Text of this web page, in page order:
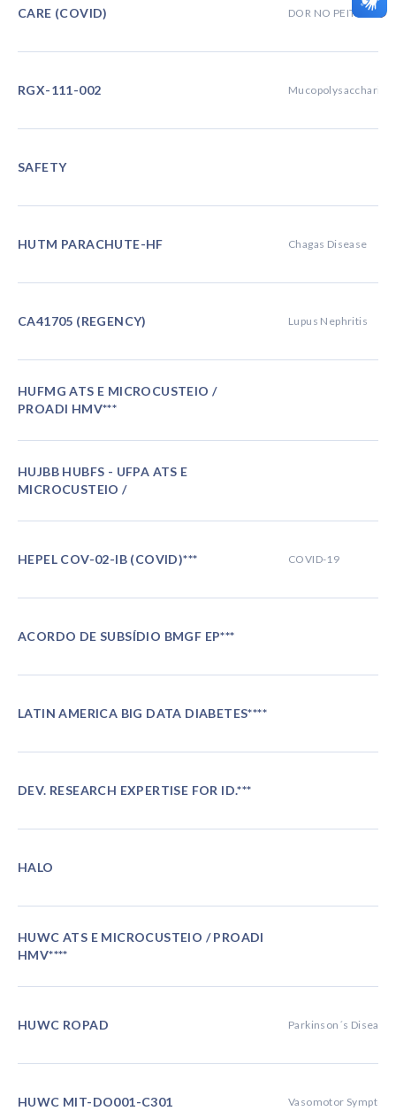
CARE (COVID) DOR NO PEITO
RGX-111-002
SAFETY
HUTM PARACHUTE-HF Chagas Disease
CA41705 (REGENCY) Lupus Nephritis
HUFMG ATS E MICROCUSTEIO /
PROADI HMV***
HUJBB HUBFS - UFPA ATS E
MICROCUSTEIO /
HEPEL COV-02-IB (COVID)*** COVID-19
ACORDO DE SUBSÍDIO BMGF EP***
LATIN AMERICA BIG DATA DIABETES****
DEV. RESEARCH EXPERTISE FOR ID.***
HALO
HUWC ATS E MICROCUSTEIO / PROADI
HMV****
HUWC ROPAD Parkinson´s Disease
HUWC MIT-DO001-C301 Vasomotor